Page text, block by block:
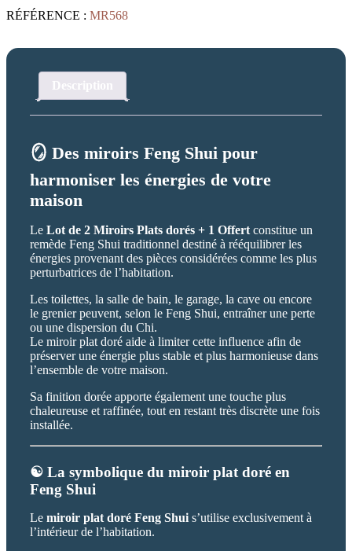
1
Offert
RÉFÉRENCE : MR568
Description
🪞 Des miroirs Feng Shui pour
harmoniser les énergies de votre
maison
Le Lot de 2 Miroirs Plats dorés + 1 Offert constitue un
remède Feng Shui traditionnel destiné à rééquilibrer les
énergies provenant des pièces considérées comme les plus
perturbatrices de l’habitation.
Les toilettes, la salle de bain, le garage, la cave ou encore
le grenier peuvent, selon le Feng Shui, entraîner une perte
ou une dispersion du Chi.
Le miroir plat doré aide à limiter cette influence afin de
préserver une énergie plus stable et plus harmonieuse dans
l’ensemble de votre maison.
Sa finition dorée apporte également une touche plus
chaleureuse et raffinée, tout en restant très discrète une fois
installée.
☯️ La symbolique du miroir plat doré en
Feng Shui
Le miroir plat doré Feng Shui s’utilise exclusivement à
l’intérieur de l’habitation.